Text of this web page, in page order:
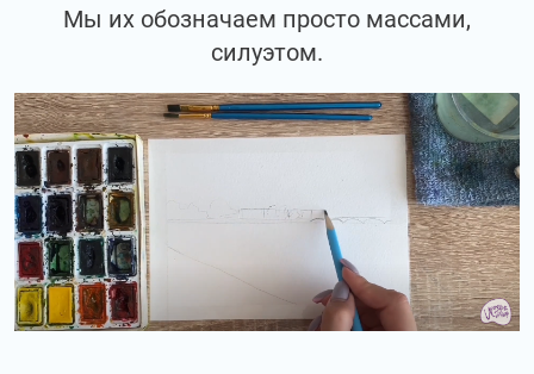
Мы их обозначаем просто массами,
силуэтом.